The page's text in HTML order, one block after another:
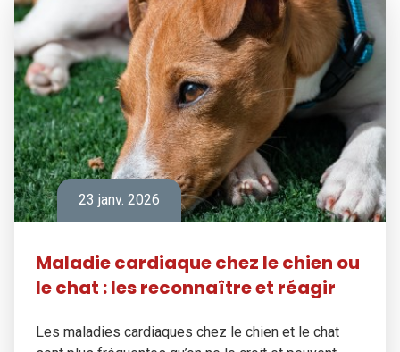
23 janv. 2026
Maladie cardiaque chez le chien ou
le chat : les reconnaître et réagir
Les maladies cardiaques chez le chien et le chat